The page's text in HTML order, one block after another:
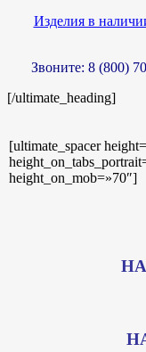
Изделия в
Звоните: 8 (800)
[/ultimate_heading]
[ultimate_spacer
height_on_mob=»70″]